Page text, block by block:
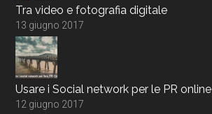
Tra video e fotografia digitale
13 giugno 2017
Usare i Social network per le PR online
12 giugno 2017